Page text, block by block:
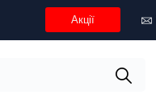
Акції